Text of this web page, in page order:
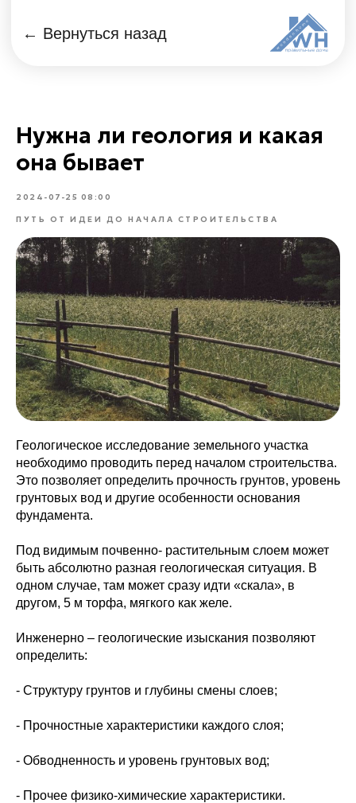
Нужна ли геология и какая
она бывает
2024-07-25 08:00
ПУТЬ ОТ ИДЕИ ДО НАЧАЛА СТРОИТЕЛЬСТВА
Геологическое исследование земельного участка
необходимо проводить перед началом строительства.
Это позволяет определить прочность грунтов, уровень
грунтовых вод и другие особенности основания
фундамента.
Под видимым почвенно- растительным слоем может
быть абсолютно разная геологическая ситуация. В
одном случае, там может сразу идти «скала», в
другом, 5 м торфа, мягкого как желе.
Инженерно – геологические изыскания позволяют
определить:
- Структуру грунтов и глубины смены слоев;
- Прочностные характеристики каждого слоя;
- Обводненность и уровень грунтовых вод;
- Прочее физико-химические характеристики.